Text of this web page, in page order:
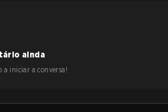
ainda
a iniciar a conversa!